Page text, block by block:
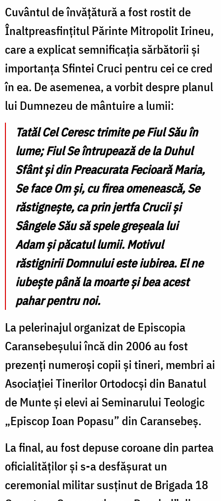
Cuvântul de învățătură a fost rostit de
Înaltpreasfințitul Părinte Mitropolit Irineu,
care a explicat semnificația sărbătorii și
importanța Sfintei Cruci pentru cei ce cred
în ea. De asemenea, a vorbit despre planul
lui Dumnezeu de mântuire a lumii:
Tatăl Cel Ceresc trimite pe Fiul Său în
lume; Fiul Se întrupează de la Duhul
Sfânt și din Preacurata Fecioară Maria,
Se face Om și, cu firea omenească, Se
răstignește, ca prin jertfa Crucii și
Sângele Său să spele greșeala lui
Adam și păcatul lumii. Motivul
răstignirii Domnului este iubirea. El ne
iubește până la moarte și bea acest
pahar pentru noi.
La pelerinajul organizat de Episcopia
Caransebeșului încă din 2006 au fost
prezenți numeroși copii și tineri, membri ai
Asociației Tinerilor Ortodocși din Banatul
de Munte și elevi ai Seminarului Teologic
„Episcop Ioan Popasu” din Caransebeș.
La final, au fost depuse coroane din partea
oficialităților și s-a desfășurat un
ceremonial militar susținut de Brigada 18